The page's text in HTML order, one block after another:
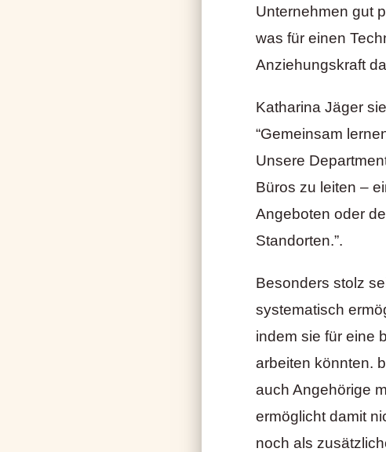
Unternehmen gut
was für einen
Anziehungskraft
Katharina Jäger
“Gemeinsam
Unsere
Büros zu leiten –
Angeboten oder
Standorten.”.
Besonders stolz
systematisch
indem sie für eine
arbeiten könnten.
auch Angehörige
ermöglicht damit
noch als